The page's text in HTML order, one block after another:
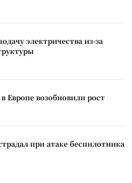
электричества из-за
Европе возобновили рост
при атаке беспилотника